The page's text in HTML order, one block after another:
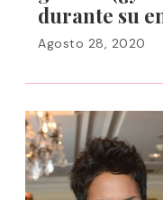
durante su
Agosto 28, 2020